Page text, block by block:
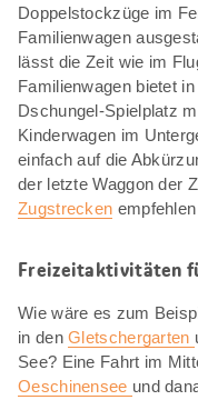
Doppelstockzüge im
Familienwagen
lässt die Zeit wie im
Familienwagen bietet
Dschungel-Spielplatz
Kinderwagen im
einfach auf die
der letzte Waggon der
Zugstrecken
Freizeitaktivitäten
Wie wäre es zum
in denGletschergarten
See? Eine Fahrt im
Oeschinensee und